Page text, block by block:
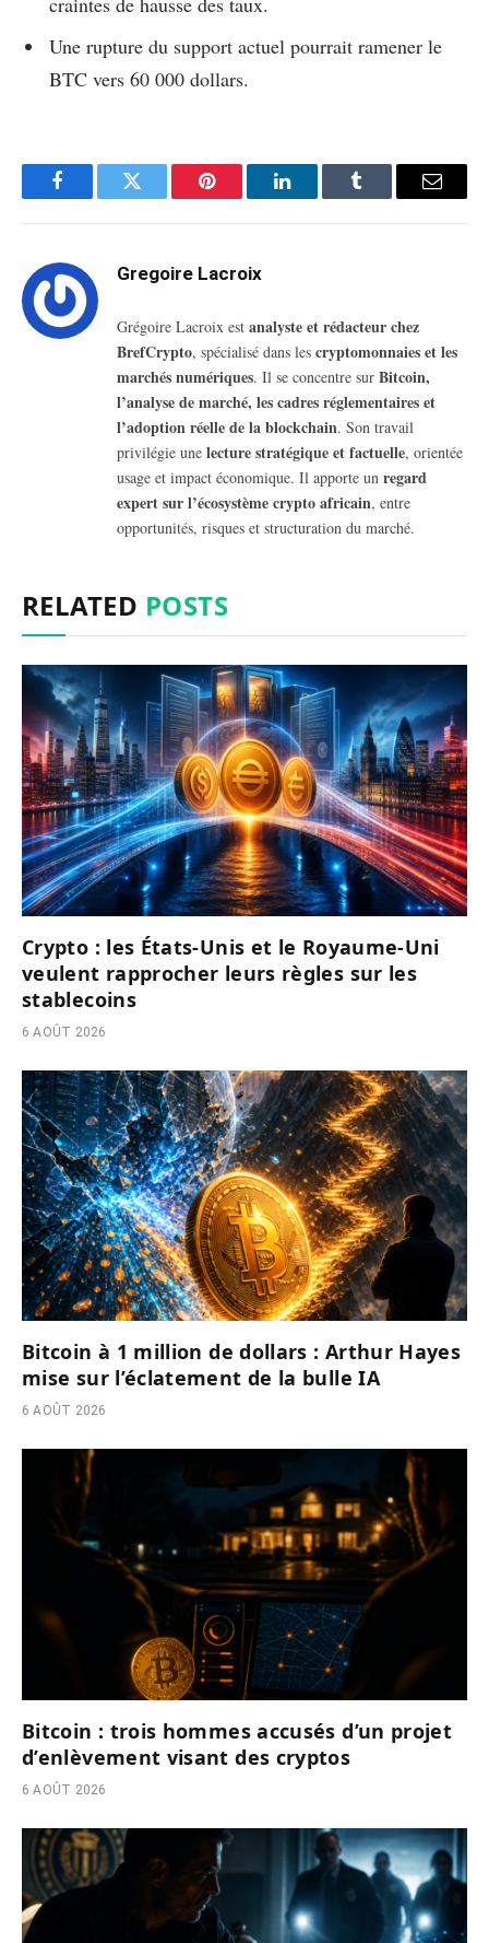
Une rupture du support actuel pourrait ramener le
BTC vers 60 000 dollars.
FacebookTwitter Pinterest LinkedInTumblr Email
Gregoire Lacroix
Grégoire Lacroix est analyste et rédacteur chez
BrefCrypto, spécialisé dans les cryptomonnaies et les
marchés numériques. Il se concentre sur Bitcoin,
l’analyse de marché, les cadres réglementaires et
l’adoption réelle de la blockchain. Son travail
privilégie une lecture stratégique et factuelle, orientée
usage et impact économique. Il apporte un regard
expert sur l’écosystème crypto africain, entre
opportunités, risques et structuration du marché.
RELATED POSTS
Crypto : les États-Unis et le Royaume-Uni
veulent rapprocher leurs règles sur les
stablecoins
6 AOÛT 2026
Bitcoin à 1 million de dollars : Arthur Hayes
mise sur l’éclatement de la bulle IA
6 AOÛT 2026
Bitcoin : trois hommes accusés d’un projet
d’enlèvement visant des cryptos
6 AOÛT 2026